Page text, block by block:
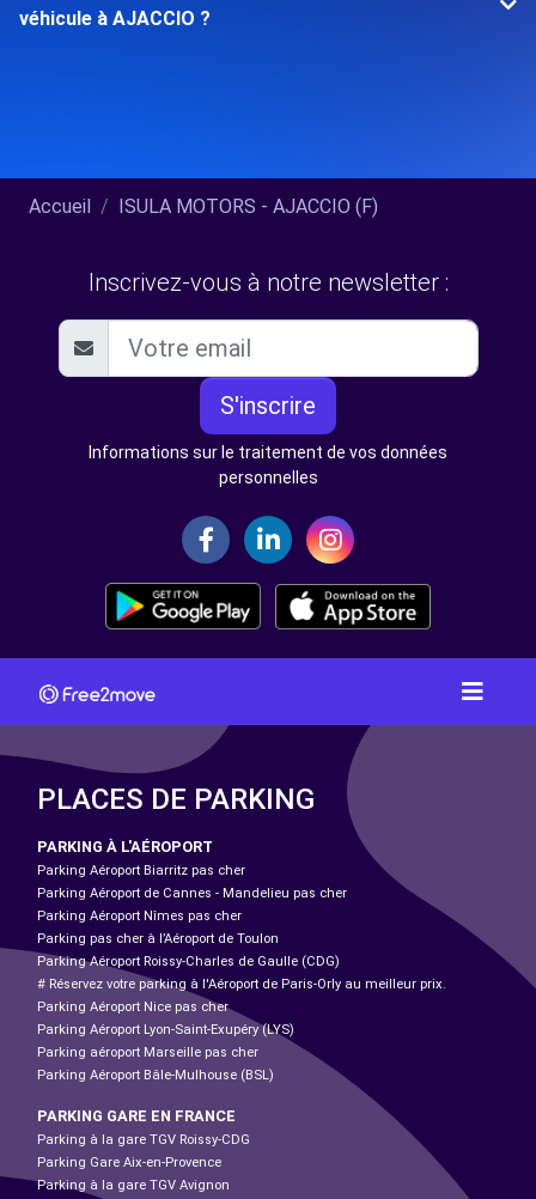
véhicule à AJACCIO ?
Accueil ISULA MOTORS - AJACCIO (F)
Inscrivez-vous à notre newsletter :
S'inscrire
Informations sur le traitement de vos données
personnelles
PLACES DE PARKING
PARKING À L'AÉROPORT
Parking Aéroport Biarritz pas cher
Parking Aéroport de Cannes - Mandelieu pas cher
Parking Aéroport Nîmes pas cher
Parking pas cher à l’Aéroport de Toulon
Parking Aéroport Roissy-Charles de Gaulle (CDG)
# Réservez votre parking à l'Aéroport de Paris-Orly au meilleur prix.
Parking Aéroport Nice pas cher
Parking Aéroport Lyon-Saint-Exupéry (LYS)
Parking aéroport Marseille pas cher
Parking Aéroport Bâle-Mulhouse (BSL)
PARKING GARE EN FRANCE
Parking à la gare TGV Roissy-CDG
Parking Gare Aix-en-Provence
Parking à la gare TGV Avignon